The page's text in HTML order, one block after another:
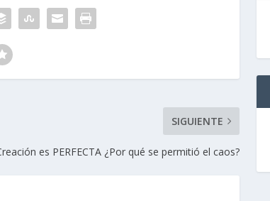
SIGUIENTE
es PERFECTA ¿Por qué se permitió el caos?